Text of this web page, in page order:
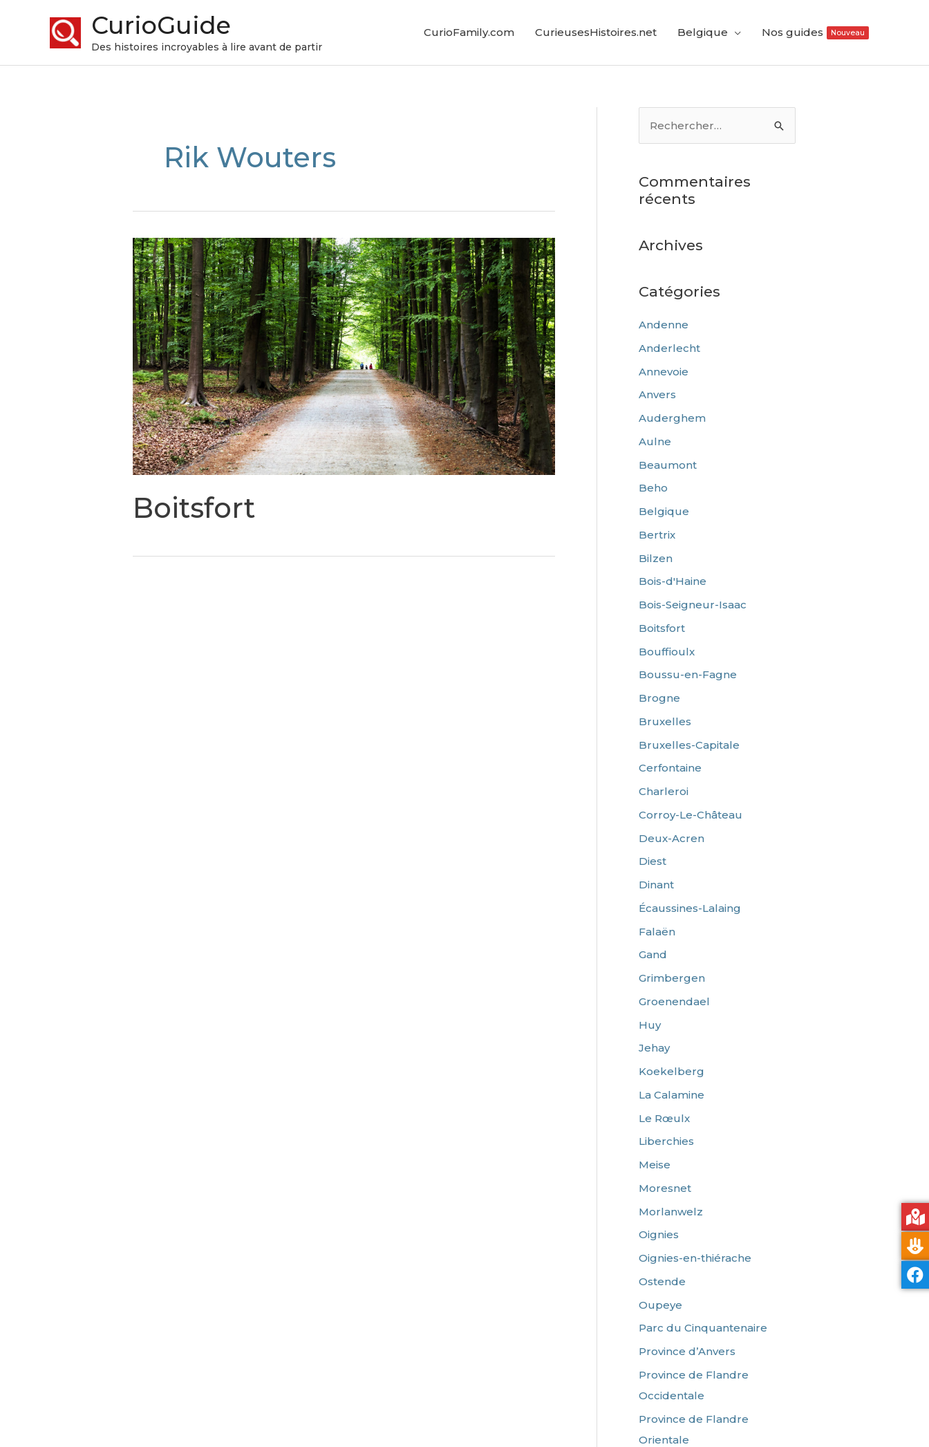
CurioGuide
Des histoires incroyables à lire avant de partir
CurioFamily.com CurieusesHistoires.net Belgique Nos guides Nouveau
Rik Wouters
Boitsfort
Commentaires
récents
Archives
Catégories
Andenne
Anderlecht
Annevoie
Anvers
Auderghem
Aulne
Beaumont
Beho
Belgique
Bertrix
Bilzen
Bois-d'Haine
Bois-Seigneur-Isaac
Boitsfort
Bouffioulx
Boussu-en-Fagne
Brogne
Bruxelles
Bruxelles-Capitale
Cerfontaine
Charleroi
Corroy-Le-Château
Deux-Acren
Diest
Dinant
Écaussines-Lalaing
Falaën
Gand
Grimbergen
Groenendael
Huy
Jehay
Koekelberg
La Calamine
Le Rœulx
Liberchies
Meise
Moresnet
Morlanwelz
Oignies
Oignies-en-thiérache
Ostende
Oupeye
Parc du Cinquantenaire
Province d’Anvers
Province de Flandre
Occidentale
Province de Flandre
Orientale